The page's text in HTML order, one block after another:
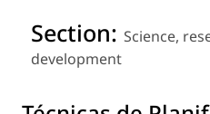
Section: Science,
development